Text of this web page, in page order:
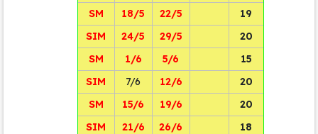
SM
18/5 22/5
19
SIM
24/5 29/5
20
SM
1/6 5/6
15
SIM
7/6 12/6
20
SM
15/6 19/6
20
SIM
21/6 26/6
18